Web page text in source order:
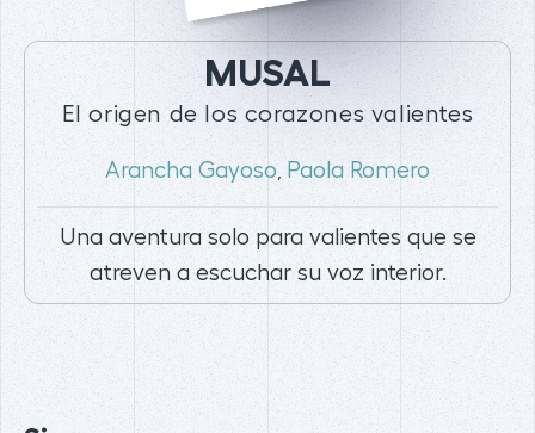
MUSAL
El origen de los corazones valientes
Arancha Gayoso Paola Romero
Una aventura solo para valientes que se
atreven a escuchar su voz interior.